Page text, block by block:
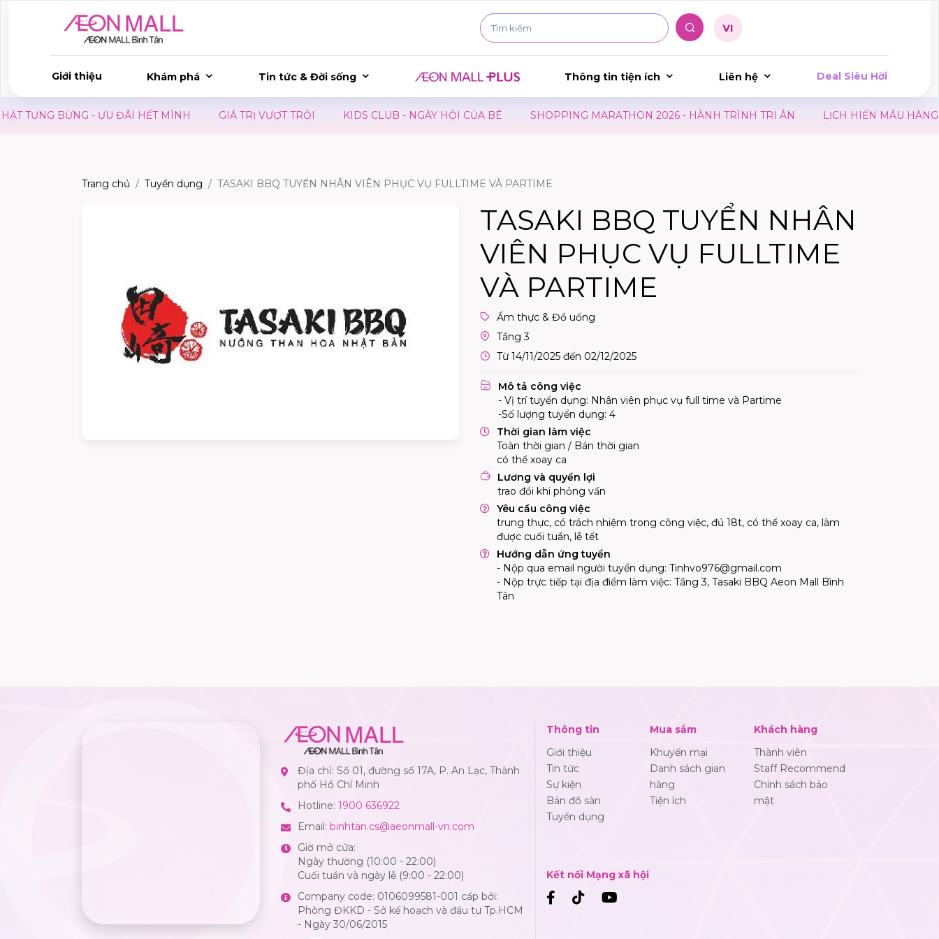
Giới thiệu Khám phá Tin tức & Đời sống Thông tin tiện ích Liên hệ Deal Siêu Hời
BỪNG - ƯU ĐÃI HẾT MÌNH GIÁ TRỊ VƯỢT TRỘI KIDS CLUB - NGÀY HỘI CỦA BÉ SHOPPING MARATHON 2026 - HÀNH TRÌNH TRI ÂN LỊCH HIẾN MÁU HÀNG
Trang chủ Tuyển dụng TASAKI BBQ TUYỂN NHÂN VIÊN PHỤC VỤ FULLTIME VÀ PARTIME
TASAKI BBQ TUYỂN NHÂN
VIÊN PHỤC VỤ FULLTIME
VÀ PARTIME
Ẩm thực & Đồ uống
Tầng 3
Từ 14/11/2025 đến 02/12/2025
Mô tả công việc
- Vị trí tuyển dụng: Nhân viên phục vụ full time và Partime
-Số lượng tuyển dụng: 4
Thời gian làm việc
Toàn thời gian / Bán thời gian
có thể xoay ca
Lương và quyền lợi
trao đổi khi phỏng vấn
Yêu cầu công việc
trung thực, có trách nhiệm trong công việc, đủ 18t, có thể xoay ca, làm
được cuối tuần, lễ tết
Hướng dẫn ứng tuyển
- Nộp qua email người tuyển dụng: Tinhvo976@gmail.com
- Nộp trực tiếp tại địa điểm làm việc: Tầng 3, Tasaki BBQ Aeon Mall Bình
Tân
Địa chỉ: Số 01, đường số 17A, P. An Lạc, Thành
phố Hồ Chí Minh
Hotline: 1900 636922
Email: binhtan.cs@aeonmall-vn.com
Giờ mở cửa:
Ngày thường (10:00 - 22:00)
Cuối tuần và ngày lễ (9:00 - 22:00)
Company code: 0106099581-001 cấp bởi:
Phòng ĐKKD - Sở kế hoạch và đầu tư Tp.HCM
- Ngày 30/06/2015
Thông tin
Giới thiệu
Tin tức
Sự kiện
Bản đồ sàn
Tuyển dụng
Mua sắm
Khuyến mại
Danh sách gian
hàng
Tiện ích
Khách hàng
Thành viên
Staff Recommend
Chính sách bảo
mật
Kết nối Mạng xã hội